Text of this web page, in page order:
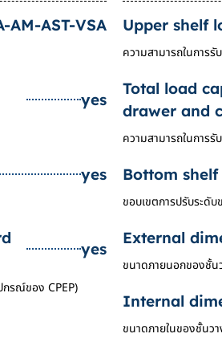
AM-AST-VSA
yes
yes
yes
รณ์ของ CPEP)
Upper shelf
ความสามารถในการ
Total load
drawer and
ความสามารถในการ
Bottom
ขอบเขตการปรับระดั
External
ขนาดภายนอกของชั้น
Internal
ขนาดภายในของชั้นว